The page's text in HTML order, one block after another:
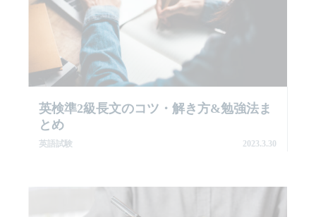
英検準2級長文のコツ・解き方&勉強法ま
とめ
英語試験 2023.3.30